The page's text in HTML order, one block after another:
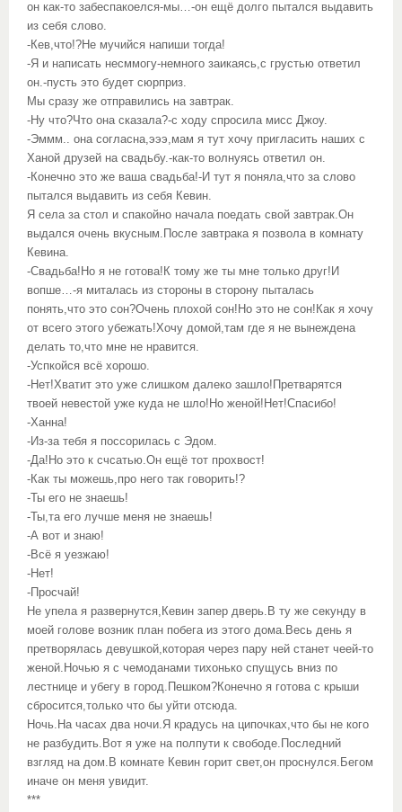
он как-то забеспакоелся-мы…-он ещё долго пытался выдавить
из себя слово.
-Кев,что!?Не мучийся напиши тогда!
-Я и написать несммогу-немного заикаясь,с грустью ответил
он.-пусть это будет сюрприз.
Мы сразу же отправились на завтрак.
-Ну что?Что она сказала?-с ходу спросила мисс Джоу.
-Эммм.. она согласна,эээ,мам я тут хочу пригласить наших с
Ханой друзей на свадьбу.-как-то волнуясь ответил он.
-Конечно это же ваша свадьба!-И тут я поняла,что за слово
пытался выдавить из себя Кевин.
Я села за стол и спакойно начала поедать свой завтрак.Он
выдался очень вкусным.После завтрака я позвола в комнату
Кевина.
-Свадьба!Но я не готова!К тому же ты мне только друг!И
вопше…-я миталась из стороны в сторону пыталась
понять,что это сон?Очень плохой сон!Но это не сон!Как я хочу
от всего этого убежать!Хочу домой,там где я не вынеждена
делать то,что мне не нравится.
-Успкойся всё хорошо.
-Нет!Хватит это уже слишком далеко зашло!Претварятся
твоей невестой уже куда не шло!Но женой!Нет!Спасибо!
-Ханна!
-Из-за тебя я поссорилась с Эдом.
-Да!Но это к счсатью.Он ещё тот прохвост!
-Как ты можешь,про него так говорить!?
-Ты его не знаешь!
-Ты,та его лучше меня не знаешь!
-А вот и знаю!
-Всё я уезжаю!
-Нет!
-Просчай!
Не упела я развернутся,Кевин запер дверь.В ту же секунду в
моей голове возник план побега из этого дома.Весь день я
претворялась девушкой,которая через пару ней станет чеей-то
женой.Ночью я с чемоданами тихонько спущусь вниз по
лестнице и убегу в город.Пешком?Конечно я готова с крыши
сбросится,только что бы уйти отсюда.
Ночь.На часах два ночи.Я крадусь на ципочках,что бы не кого
не разбудить.Вот я уже на полпути к свободе.Последний
взгляд на дом.В комнате Кевин горит свет,он проснулся.Бегом
иначе он меня увидит.
***